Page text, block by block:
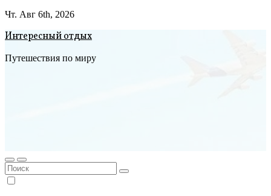
Чт. Авг 6th, 2026
Интересный отдых
Путешествия по миру